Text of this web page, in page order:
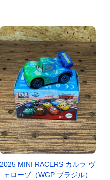
2025 MINI RACERS カルラ ヴ
ェローゾ（WGP ブラジル）